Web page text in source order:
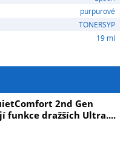
purpurové
TONERSYP
19 ml
2nd Gen
funkce dražších Ultra....